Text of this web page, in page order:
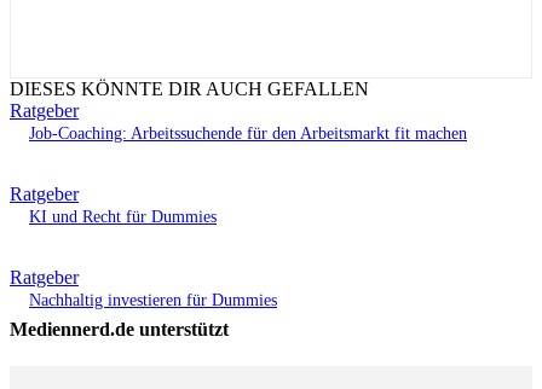
DIESES KÖNNTE DIR AUCH GEFALLEN
Ratgeber
Job-Coaching: Arbeitssuchende für den Arbeitsmarkt fit machen
Ratgeber
KI und Recht für Dummies
Ratgeber
Nachhaltig investieren für Dummies
Mediennerd.de unterstützt